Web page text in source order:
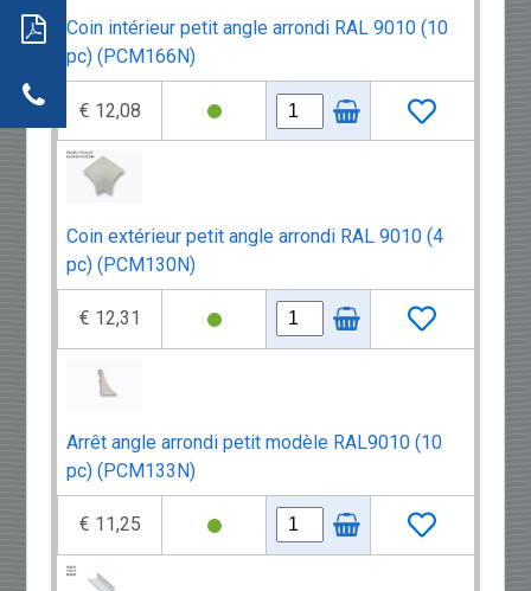
Coin intérieur petit angle arrondi RAL 9010 (10
pc) (PCM166N)
€ 12,08
Coin extérieur petit angle arrondi RAL 9010 (4
pc) (PCM130N)
€ 12,31
Arrêt angle arrondi petit modèle RAL9010 (10
pc) (PCM133N)
€ 11,25